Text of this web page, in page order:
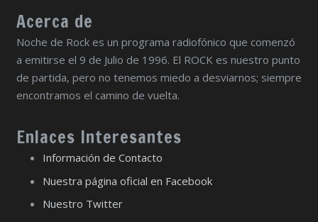
Acerca de
Noche de Rock es un programa radiofónico que comenzó
a emitirse el 9 de Julio de 1996. El ROCK es nuestro punto
de partida, pero no tenemos miedo a desviarnos; siempre
encontramos el camino de vuelta.
Enlaces Interesantes
Información de Contacto
Nuestra página oficial en Facebook
Nuestro Twitter